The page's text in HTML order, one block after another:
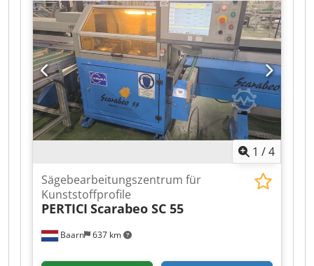
wir keine Verwendung für diese Maschine mehr
haben. Lieferbedienungen: Selbstabholung in
Königsbach-Stein
1 /4
Baarn 637 km
Sägebearbeitungszentrum für
Kunststoffprofile
PERTICI Scarabeo SC 55